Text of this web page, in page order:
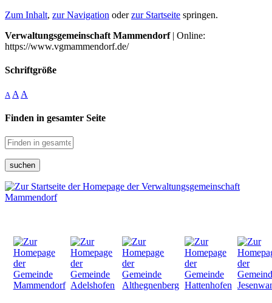
Zum Inhalt, zur Navigation oderzur Startseite springen.
Verwaltungsgemeinschaft Mammendorf| Online:
https://www.vgmammendorf.de/
Schriftgröße
A A A
Finden in gesamter Seite
suchen